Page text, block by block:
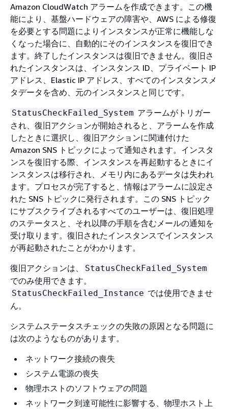
Amazon CloudWatch アラームを作成できます。この機
能により、基盤ハードウェアの障害や、AWS による修復
を必要とする問題によりインスタンスが正常に機能しな
くなった場合に、自動的にそのインスタンスを復旧でき
ます。終了したインスタンスは復旧できません。復旧さ
れたインスタンスは、インスタンス ID、プライベート IP
アドレス、Elastic IP アドレス、すべてのインスタンスメ
タデータを含め、元のインスタンスと同じです。
StatusCheckFailed_System アラームがトリガー
され、復旧アクションが開始されると、アラームを作成
したときに選択し、復旧アクションに関連付けた
Amazon SNS トピックによって通知されます。インスタ
ンスを復旧する際、インスタンスを再起動するときにイ
ンスタンスは移行され、メモリ内にあるデータは失われ
ます。プロセスが完了すると、情報はアラームに設定さ
れた SNS トピックに発行されます。この SNS トピック
にサブスクライブされるすべてのユーザーは、復旧処理
のステータスと、それ以降の手順を含むメールの通知を
受け取ります。復旧されたインスタンスでインスタンス
が再起動されたことがわかります。
復旧アクションは、
StatusCheckFailed_System
でのみ使用できます。
StatusCheckFailed_Instance では使用できませ
ん。
システムステータスチェックの失敗の原因となる問題に
は次のようなものがあります。
ネットワーク接続の喪失
システム電源の喪失
物理ホストのソフトウェアの問題
ネットワーク到達可能性に影響する、物理ホスト上